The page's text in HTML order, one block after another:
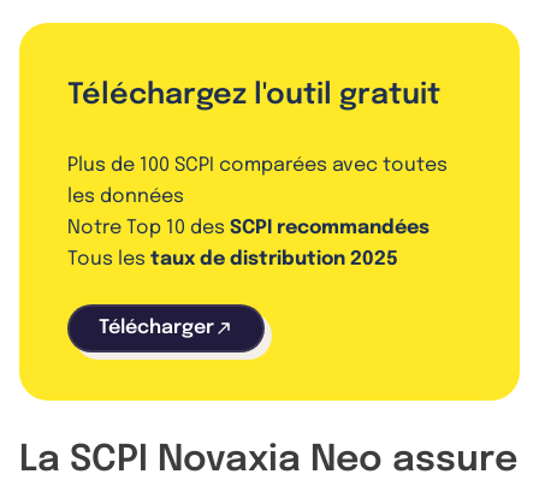
Téléchargez l'outil gratuit
Plus de 100 SCPI comparées avec toutes
les données
Notre Top 10 des SCPI recommandées
Tous les taux de distribution 2025
Télécharger
La SCPI Novaxia Neo assure